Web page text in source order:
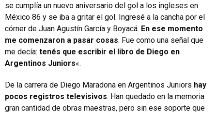
se cumplía un nuevo aniversario del gol a los ingleses en
México 86 y se iba a gritar el gol. Ingresé a la cancha por el
córner de Juan Agustín García y Boyacá. En ese momento
me comenzaron a pasar cosas. Fue como una señal que
me decía: tenés que escribir el libro de Diego en
Argentinos Juniors«.
De la carrera de Diego Maradona en Argentinos Juniors hay
pocos registros televisivos. Han quedado en la memoria
gran cantidad de obras maestras, pero sin ese soporte que